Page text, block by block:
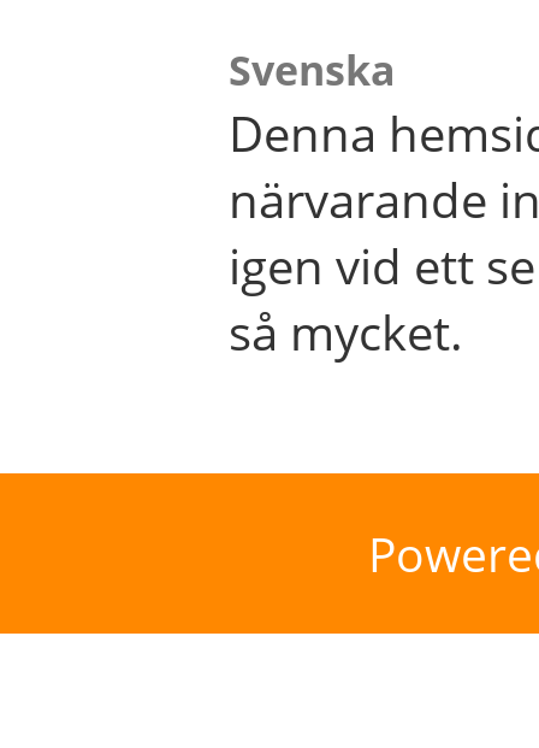
Svenska
Denna
närvarande
igen vid ett
så mycket.